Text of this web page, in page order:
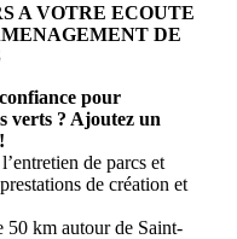
A VOTRE ECOUTE
DE
pour
verts ? Ajoutez un
de parcs et
de création et
50 km autour de Saint-